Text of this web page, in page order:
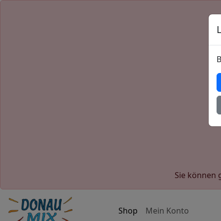
Sie können
Shop Mein Konto